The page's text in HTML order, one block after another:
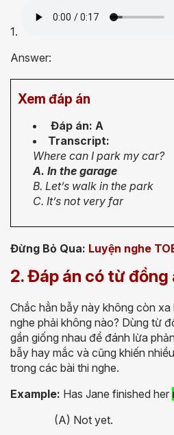
1.
Answer:
Xem đáp án
Đáp án: A
Transcript:
Where can I park my car?
A. In the garage
B. Let’s walk in the park
C. It’s not very far
Đừng Bỏ Qua: Luyện nghe
2. Đáp án có từ đồng
Chắc hẳn bẫy này không còn xa
nghe phải không nào? Dùng từ
gần giống nhau để đánh lừa
bẫy hay mắc và cũng khiến
trong các bài thi nghe.
Example: Has Jane finished her
(A) Not yet.